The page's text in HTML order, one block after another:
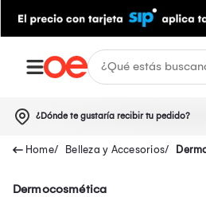
¿Dónde te gustaría recibir tu pedido?
Belleza y Accesorios
Dermocosmética